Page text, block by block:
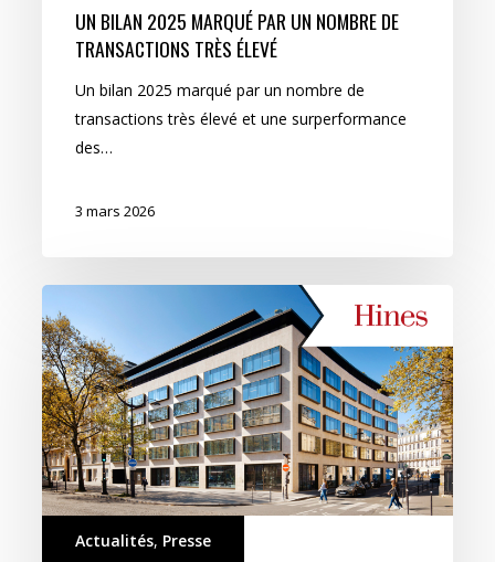
UN BILAN 2025 MARQUÉ PAR UN NOMBRE DE
TRANSACTIONS TRÈS ÉLEVÉ
Un bilan 2025 marqué par un nombre de
transactions très élevé et une surperformance
des…
3 mars 2026
Actualités, Presse